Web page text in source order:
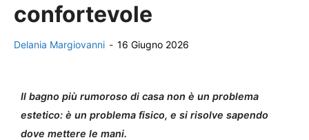
confortevole
Delania Margiovanni - 16 Giugno 2026
Il bagno più rumoroso di casa non è un problema
estetico: è un problema fisico, e si risolve sapendo
dove mettere le mani.